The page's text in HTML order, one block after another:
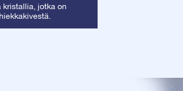
kristallia, jotka on